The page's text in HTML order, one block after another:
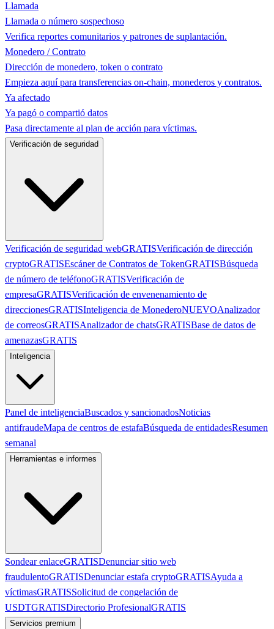
Llamada
Llamada o número sospechoso
Verifica reportes comunitarios y patrones de suplantación.
Monedero / Contrato
Dirección de monedero, token o contrato
Empieza aquí para transferencias on-chain, monederos y contratos.
Ya afectado
Ya pagó o compartió datos
Pasa directamente al plan de acción para víctimas.
Verificación de seguridad
Verificación de seguridad webGRATISVerificación de dirección
cryptoGRATISEscáner de Contratos de TokenGRATISBúsqueda
de número de teléfonoGRATISVerificación de
empresaGRATISVerificación de envenenamiento de
direccionesGRATISInteligencia de MonederoNUEVOAnalizador
de correosGRATISAnalizador de chatsGRATISBase de datos de
amenazasGRATIS
Inteligencia
Panel de inteligenciaBuscados y sancionadosNoticias
antifraudeMapa de centros de estafaBúsqueda de entidadesResumen
semanal
Herramientas e informes
Sondear enlaceGRATISDenunciar sitio web
fraudulentoGRATISDenunciar estafa cryptoGRATISAyuda a
víctimasGRATISSolicitud de congelación de
USDTGRATISDirectorio ProfesionalGRATIS
Servicios premium